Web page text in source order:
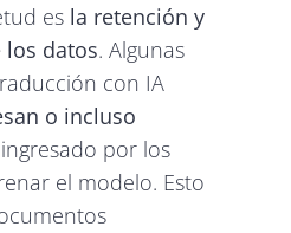
es la retención y
datos. Algunas
con IA
o incluso
por los
el modelo. Esto